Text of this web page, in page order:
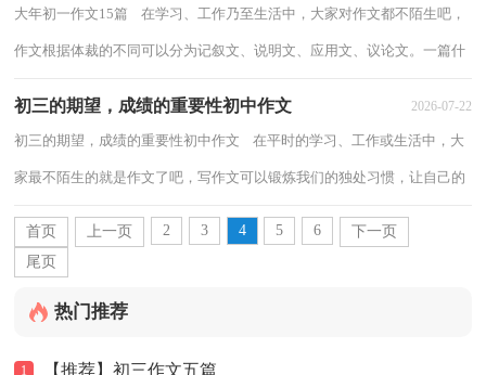
大年初一作文15篇 在学习、工作乃至生活中，大家对作文都不陌生吧，
作文根据体裁的不同可以分为记叙文、说明文、应用文、议论文。一篇什
初三的期望，成绩的重要性初中作文 2026-07-22
初三的期望，成绩的重要性初中作文 在平时的学习、工作或生活中，大
家最不陌生的就是作文了吧，写作文可以锻炼我们的独处习惯，让自己的
心静下来，思考自己未来的方向。为了让您在...
首页
上一页 2 3 4 5 6
下一页
尾页
热门推荐
1 【推荐】初三作文五篇